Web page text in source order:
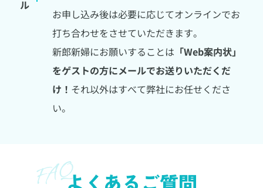
お申し込み後は必要に応じてオンラインでお
打ち合わせをさせていただきます。
新郎新婦にお願いすることは 「Web案内状」
をゲストの方にメールでお送りいただくだ
け！ それ以外はすべて弊社にお任せくださ
い。
よくあるご質問